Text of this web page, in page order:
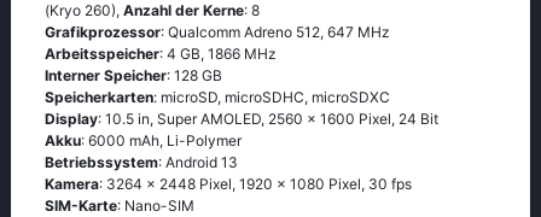
(Kryo 260), Anzahl der Kerne: 8
Grafikprozessor: Qualcomm Adreno 512, 647 MHz
Arbeitsspeicher: 4 GB, 1866 MHz
Interner Speicher: 128 GB
Speicherkarten: microSD, microSDHC, microSDXC
Display: 10.5 in, Super AMOLED, 2560 x 1600 Pixel, 24 Bit
Akku: 6000 mAh, Li-Polymer
Betriebssystem: Android 13
Kamera: 3264 x 2448 Pixel, 1920 x 1080 Pixel, 30 fps
SIM-Karte: Nano-SIM